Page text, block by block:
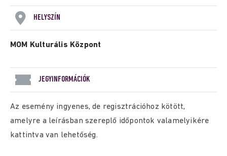
HELYSZÍN
MOM Kulturális Központ
JEGYINFORMÁCIÓK
Az esemény ingyenes, de regisztrációhoz kötött,
amelyre a leírásban szereplő időpontok valamelyikére
kattintva van lehetőség.